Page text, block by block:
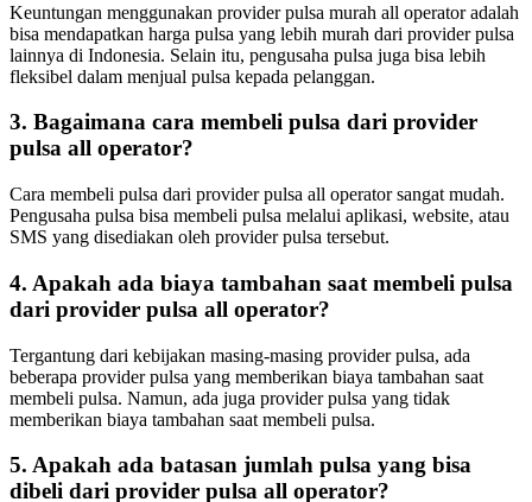
Keuntungan menggunakan provider pulsa murah all operator adalah
bisa mendapatkan harga pulsa yang lebih murah dari provider pulsa
lainnya di Indonesia. Selain itu, pengusaha pulsa juga bisa lebih
fleksibel dalam menjual pulsa kepada pelanggan.
3. Bagaimana cara membeli pulsa dari provider
pulsa all operator?
Cara membeli pulsa dari provider pulsa all operator sangat mudah.
Pengusaha pulsa bisa membeli pulsa melalui aplikasi, website, atau
SMS yang disediakan oleh provider pulsa tersebut.
4. Apakah ada biaya tambahan saat membeli pulsa
dari provider pulsa all operator?
Tergantung dari kebijakan masing-masing provider pulsa, ada
beberapa provider pulsa yang memberikan biaya tambahan saat
membeli pulsa. Namun, ada juga provider pulsa yang tidak
memberikan biaya tambahan saat membeli pulsa.
5. Apakah ada batasan jumlah pulsa yang bisa
dibeli dari provider pulsa all operator?